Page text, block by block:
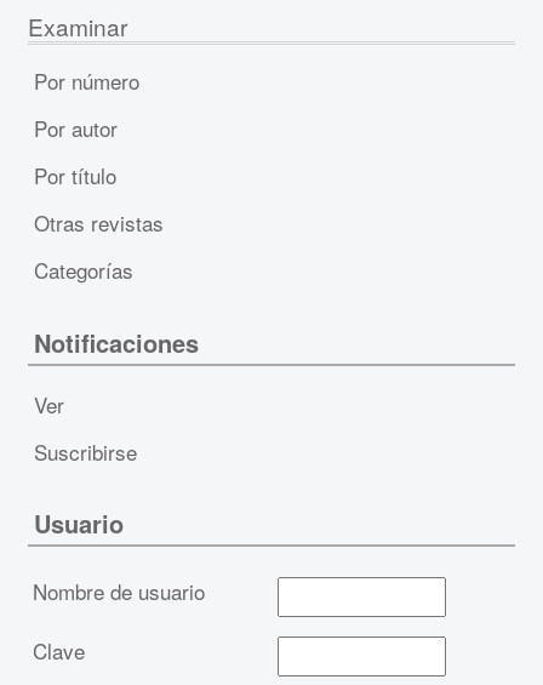
Examinar
Por número
Por autor
Por título
Otras revistas
Categorías
Notificaciones
Ver
Suscribirse
Usuario
Nombre de usuario
Clave